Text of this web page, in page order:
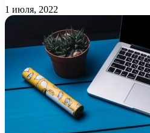
1 июля, 2022